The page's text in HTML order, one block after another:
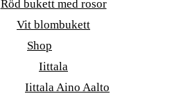
Röd bukett med rosor
Vit blombukett
Shop
Iittala
Iittala Aino Aalto